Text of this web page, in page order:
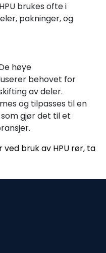
brukes ofte i
pakninger, og
høye
behovet for
av deler.
og tilpasses til en
gjør det til et
bruk av HPU rør, ta